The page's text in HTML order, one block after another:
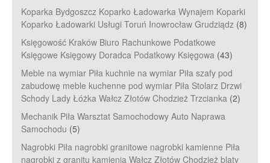
Koparka Bydgoszcz Koparko Ładowarka Wynajem Koparki
Koparko Ładowarki Usługi Toruń Inowrocław Grudziądz (8)
Księgowość Kraków Biuro Rachunkowe Podatkowe
Księgowe Księgowy Doradca Podatkowy Księgowa (43)
Meble na wymiar Piła kuchnie na wymiar Piła szafy pod
zabudowę meble kuchenne pod wymiar Piła Stolarz Drzwi
Schody Lady Łóżka Wałcz Złotów Chodzież Trzcianka (2)
Mechanik Piła Warsztat Samochodowy Auto Naprawa
Samochodu (5)
Nagrobki Piła nagrobki granitowe nagrobki kamienne Piła
nagrobki z granitu kamienia Wałcz Złotów Chodzież blaty